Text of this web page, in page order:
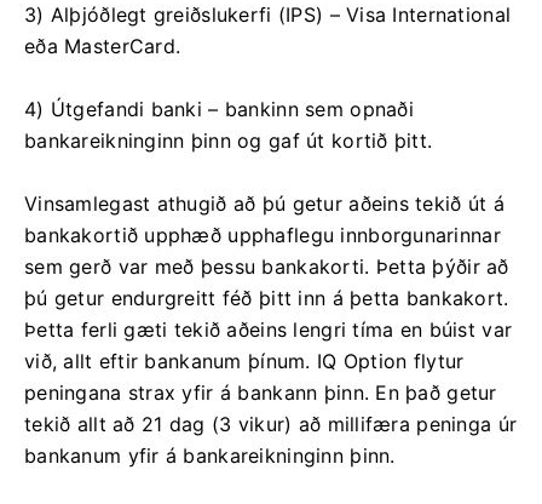
3) Alþjóðlegt greiðslukerfi (IPS) – Visa International
eða MasterCard.
4) Útgefandi banki – bankinn sem opnaði
bankareikninginn þinn og gaf út kortið þitt.
Vinsamlegast athugið að þú getur aðeins tekið út á
bankakortið upphæð upphaflegu innborgunarinnar
sem gerð var með þessu bankakorti. Þetta þýðir að
þú getur endurgreitt féð þitt inn á þetta bankakort.
Þetta ferli gæti tekið aðeins lengri tíma en búist var
við, allt eftir bankanum þínum. IQ Option flytur
peningana strax yfir á bankann þinn. En það getur
tekið allt að 21 dag (3 vikur) að millifæra peninga úr
bankanum yfir á bankareikninginn þinn.